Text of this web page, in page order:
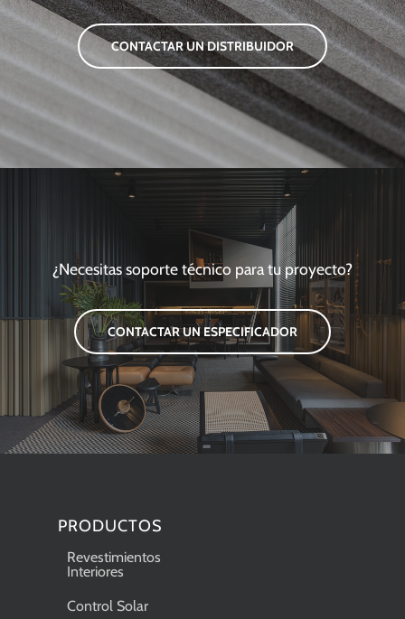
CONTACTAR UN DISTRIBUIDOR
¿Necesitas soporte técnico para tu proyecto?
CONTACTAR UN ESPECIFICADOR
PRODUCTOS
Revestimientos
Interiores
Control Solar